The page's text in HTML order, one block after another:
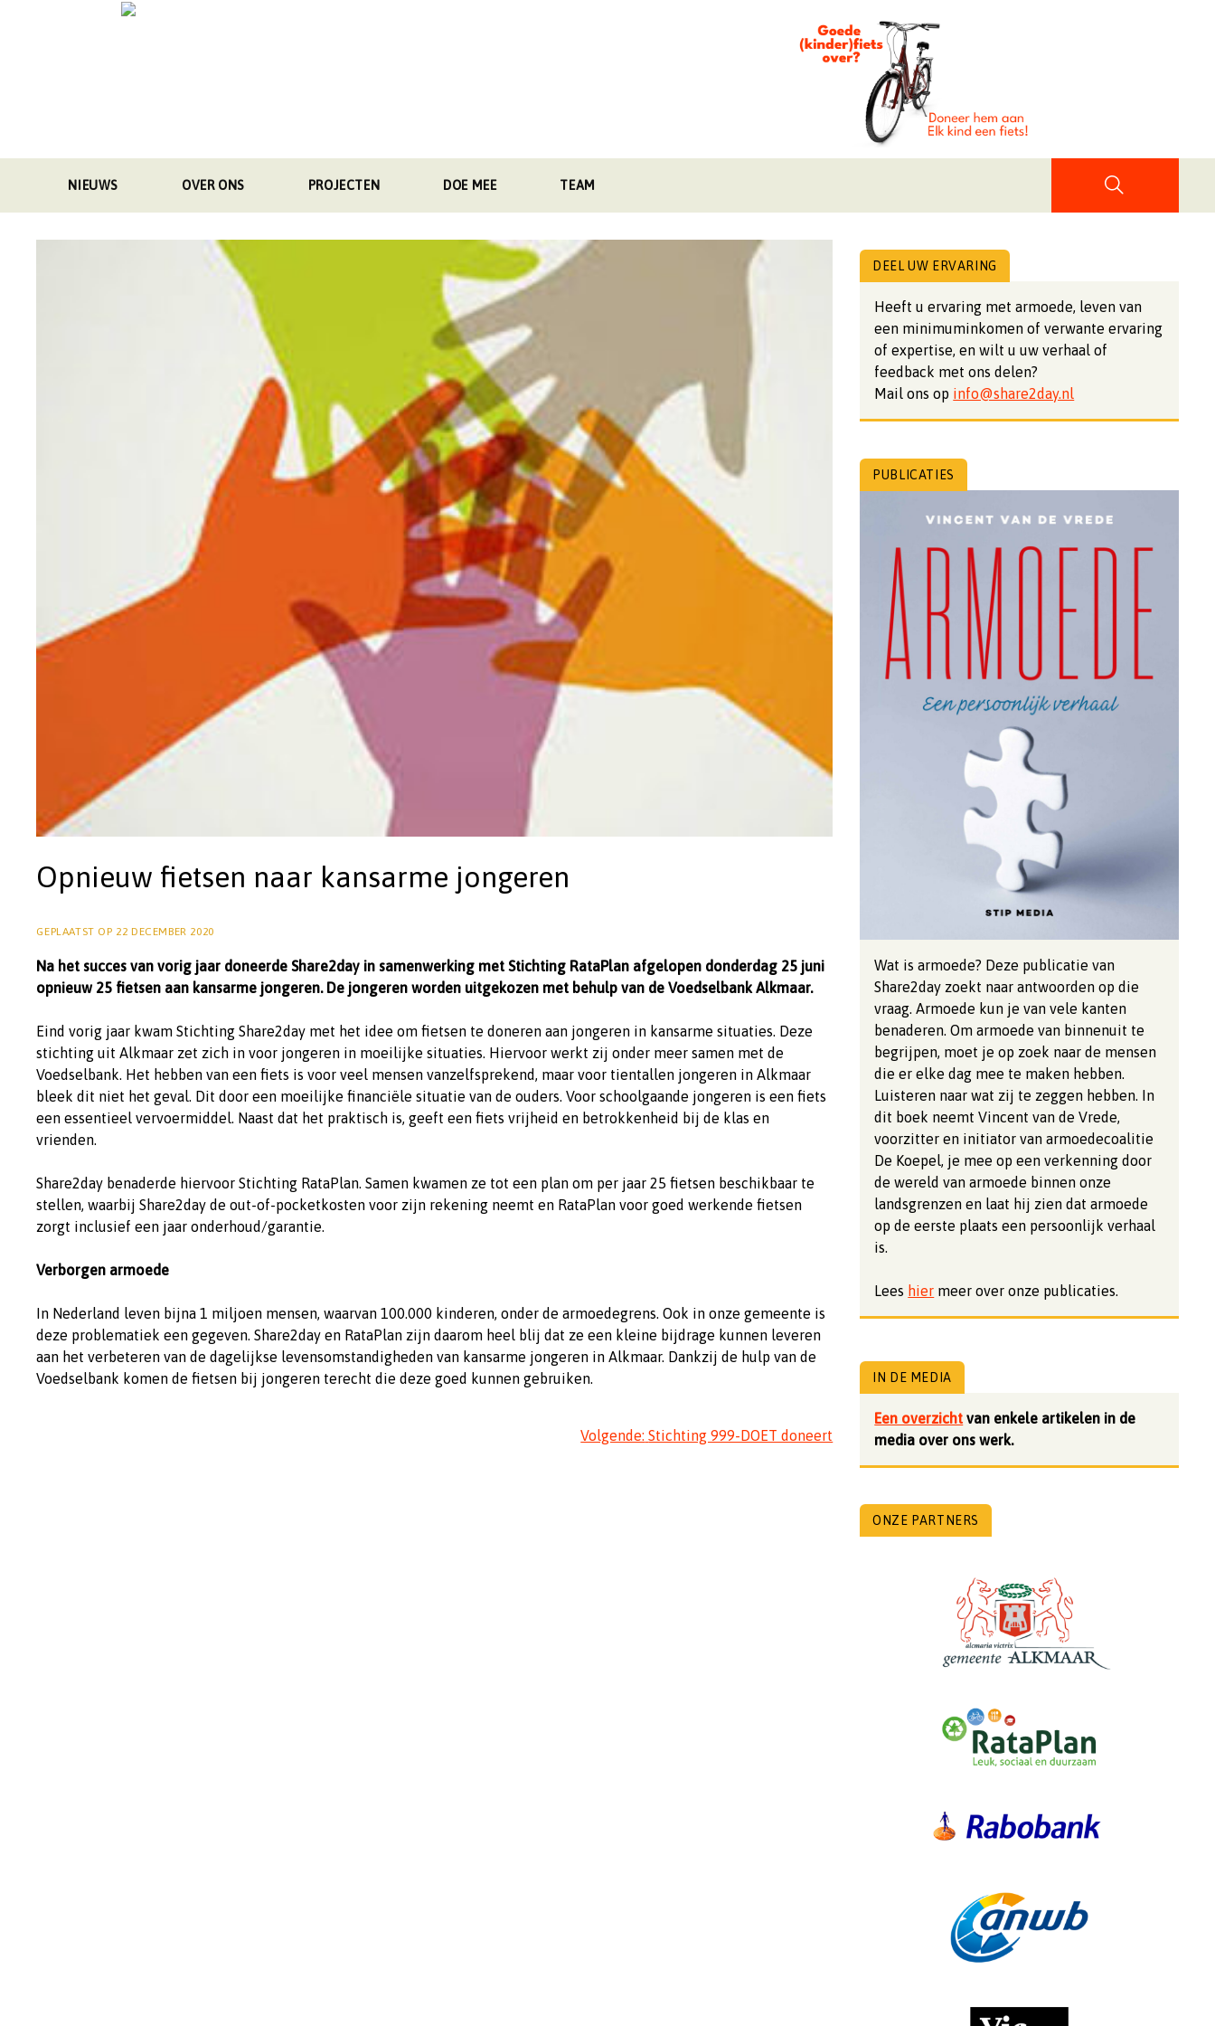
NIEUWS OVER ONS PROJECTEN DOE MEE TEAM
Opnieuw fietsen naar kansarme jongeren
GEPLAATST OP 22 DECEMBER 2020
Na het succes van vorig jaar doneerde Share2day in samenwerking met Stichting RataPlan afgelopen donderdag 25 juni
opnieuw 25 fietsen aan kansarme jongeren. De jongeren worden uitgekozen met behulp van de Voedselbank Alkmaar.
Eind vorig jaar kwam Stichting Share2day met het idee om fietsen te doneren aan jongeren in kansarme situaties. Deze
stichting uit Alkmaar zet zich in voor jongeren in moeilijke situaties. Hiervoor werkt zij onder meer samen met de
Voedselbank. Het hebben van een fiets is voor veel mensen vanzelfsprekend, maar voor tientallen jongeren in Alkmaar
bleek dit niet het geval. Dit door een moeilijke financiële situatie van de ouders. Voor schoolgaande jongeren is een fiets
een essentieel vervoermiddel. Naast dat het praktisch is, geeft een fiets vrijheid en betrokkenheid bij de klas en
vrienden.
Share2day benaderde hiervoor Stichting RataPlan. Samen kwamen ze tot een plan om per jaar 25 fietsen beschikbaar te
stellen, waarbij Share2day de out-of-pocketkosten voor zijn rekening neemt en RataPlan voor goed werkende fietsen
zorgt inclusief een jaar onderhoud/garantie.
Verborgen armoede
In Nederland leven bijna 1 miljoen mensen, waarvan 100.000 kinderen, onder de armoedegrens. Ook in onze gemeente is
deze problematiek een gegeven. Share2day en RataPlan zijn daarom heel blij dat ze een kleine bijdrage kunnen leveren
aan het verbeteren van de dagelijkse levensomstandigheden van kansarme jongeren in Alkmaar. Dankzij de hulp van de
Voedselbank komen de fietsen bij jongeren terecht die deze goed kunnen gebruiken.
Volgende: Stichting 999-DOET doneert
DEEL UW ERVARING
Heeft u ervaring met armoede, leven van
een minimuminkomen of verwante ervaring
of expertise, en wilt u uw verhaal of
feedback met ons delen?
Mail ons op info@share2day.nl
PUBLICATIES
Wat is armoede? Deze publicatie van
Share2day zoekt naar antwoorden op die
vraag. Armoede kun je van vele kanten
benaderen. Om armoede van binnenuit te
begrijpen, moet je op zoek naar de mensen
die er elke dag mee te maken hebben.
Luisteren naar wat zij te zeggen hebben. In
dit boek neemt Vincent van de Vrede,
voorzitter en initiator van armoedecoalitie
De Koepel, je mee op een verkenning door
de wereld van armoede binnen onze
landsgrenzen en laat hij zien dat armoede
op de eerste plaats een persoonlijk verhaal
is.
Lees hier meer over onze publicaties.
IN DE MEDIA
Een overzicht van enkele artikelen in de
media over ons werk.
ONZE PARTNERS